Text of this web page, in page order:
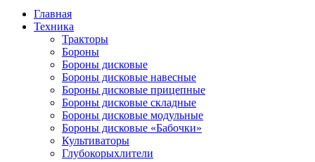
Главная
Техника
Тракторы
Бороны
Бороны дисковые
Бороны дисковые навесные
Бороны дисковые прицепные
Бороны дисковые складные
Бороны дисковые модульные
Бороны дисковые «Бабочки»
Культиваторы
Глубокорыхлители